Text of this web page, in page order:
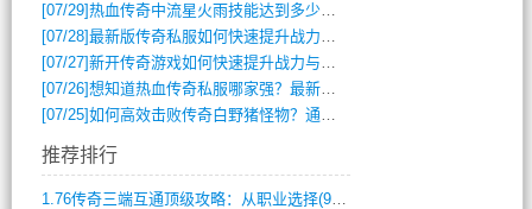
[07/29]热血传奇中流星火雨技能达到多少级可以开始练装备？
[07/28]最新版传奇私服如何快速提升战力与获取稀有装备？
[07/27]新开传奇游戏如何快速提升战力与获取稀有装备？
[07/26]想知道热血传奇私服哪家强？最新排行榜攻略全解析
[07/25]如何高效击败传奇白野猪怪物？通关技巧全解析
推荐排行
1.76传奇三端互通顶级攻略：从职业选择(972)